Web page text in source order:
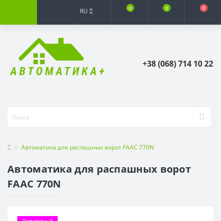
RU 0 0 0
+38 (068) 714 10 22
Автоматика для распашных ворот FAAC 770N
Автоматика для распашных ворот
FAAC 770N